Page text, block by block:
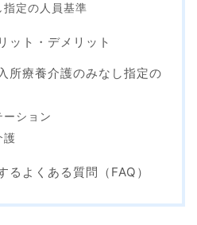
定の人員基準
ット・デメリット
所療養介護のみなし指定の
ーション
護
るよくある質問（FAQ）